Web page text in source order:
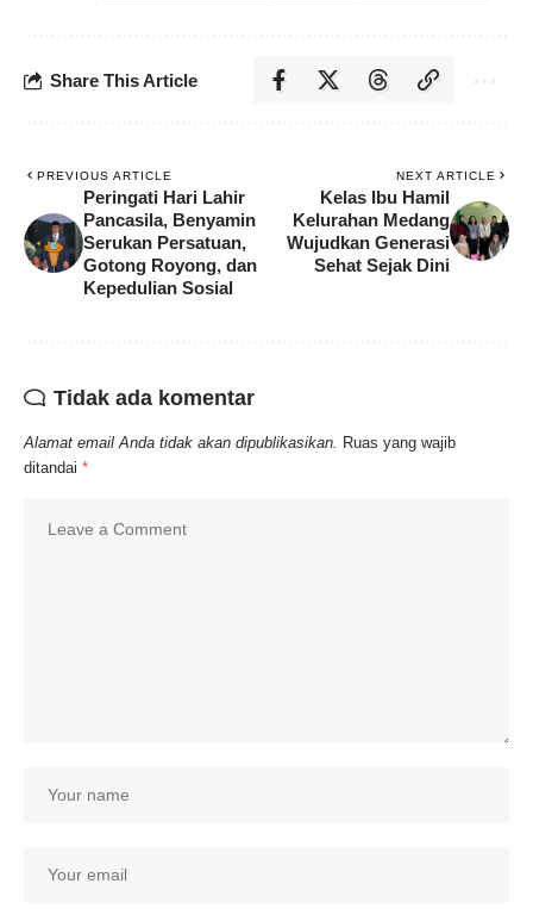
Share This Article
PREVIOUS ARTICLE
Peringati Hari Lahir
Pancasila, Benyamin
Serukan Persatuan,
Gotong Royong, dan
Kepedulian Sosial
NEXT ARTICLE
Kelas Ibu Hamil
Kelurahan Medang
Wujudkan Generasi
Sehat Sejak Dini
Tidak ada komentar
Alamat email Anda tidak akan dipublikasikan. Ruas yang wajib
ditandai *